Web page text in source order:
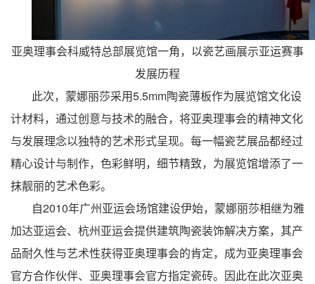
亚奥理事会科威特总部展览馆一角，以瓷艺画展示亚运赛事
发展历程
此次，蒙娜丽莎采用5.5mm陶瓷薄板作为展览馆文化设
计材料，通过创意与技术的融合，将亚奥理事会的精神文化
与发展理念以独特的艺术形式呈现。每一幅瓷艺展品都经过
精心设计与制作，色彩鲜明，细节精致，为展览馆增添了一
抹靓丽的艺术色彩。
自2010年广州亚运会场馆建设伊始，蒙娜丽莎相继为雅
加达亚运会、杭州亚运会提供建筑陶瓷装饰解决方案，其产
品耐久性与艺术性获得亚奥理事会的肯定，成为亚奥理事会
官方合作伙伴、亚奥理事会官方指定瓷砖。因此在此次亚奥